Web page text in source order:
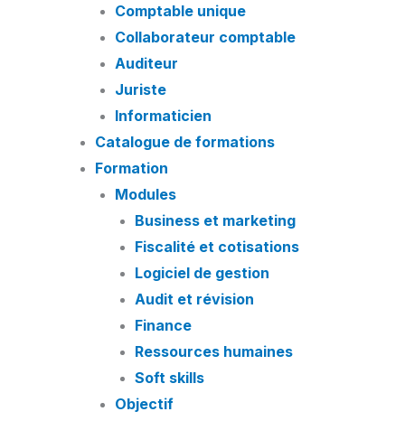
Comptable unique
Collaborateur comptable
Auditeur
Juriste
Informaticien
Catalogue de formations
Formation
Modules
Business et marketing
Fiscalité et cotisations
Logiciel de gestion
Audit et révision
Finance
Ressources humaines
Soft skills
Objectif